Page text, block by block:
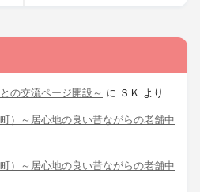
の交流ページ開設～ に ＳＫ より
）～居心地の良い昔ながらの老舗中
）～居心地の良い昔ながらの老舗中